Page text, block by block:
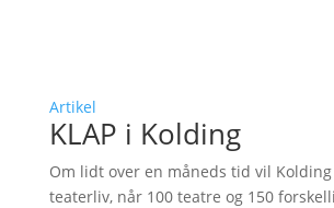
Artikel
KLAP i Kolding
Om lidt over en måneds tid vil
teaterliv, når 100 teatre og 150